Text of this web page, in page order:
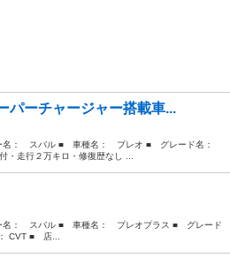
ーチャージャー搭載車...
名： スバル ■ 車種名： プレオ ■ グレード名：
走行２万キロ・修復歴なし ...
： スバル ■ 車種名： プレオプラス ■ グレード
CVT ■ 店...